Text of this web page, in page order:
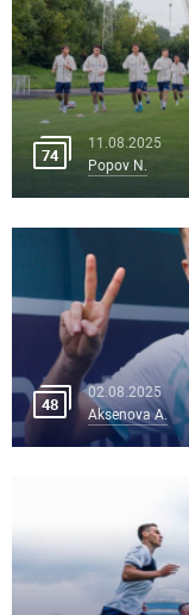
74
11.08.2025
Popov N.
48
02.08.2025
Aksenova A.